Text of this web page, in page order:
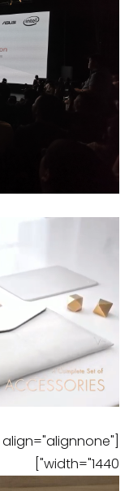
width="1440"]